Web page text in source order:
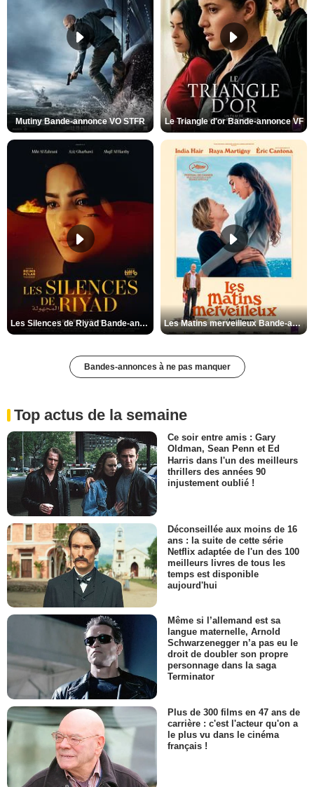
Mutiny Bande-annonce VO STFR Le Triangle d'or Bande-annonce VF
Les Silences de Riyad Bande-annonce VO STFR Les Matins merveilleux Bande-annonce VF
Bandes-annonces à ne pas manquer
Top actus de la semaine
Ce soir entre amis : Gary
Oldman, Sean Penn et Ed
Harris dans l'un des meilleurs
thrillers des années 90
injustement oublié !
Déconseillée aux moins de 16
ans : la suite de cette série
Netflix adaptée de l'un des 100
meilleurs livres de tous les
temps est disponible
aujourd'hui
Même si l’allemand est sa
langue maternelle, Arnold
Schwarzenegger n’a pas eu le
droit de doubler son propre
personnage dans la saga
Terminator
Plus de 300 films en 47 ans de
carrière : c'est l'acteur qu'on a
le plus vu dans le cinéma
français !